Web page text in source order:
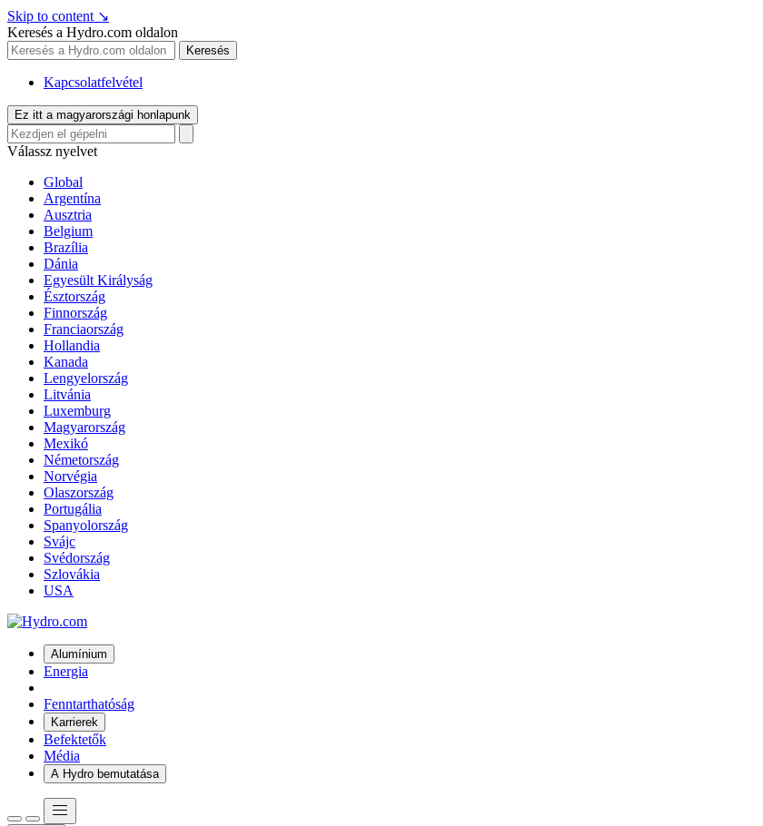
Skip to content ↘
Keresés a Hydro.com oldalon
Keresés
Kapcsolatfelvétel
Ez itt a magyarországi honlapunk
Válassz nyelvet
Global
Argentína
Ausztria
Belgium
Brazília
Dánia
Egyesült Királyság
Észtország
Finnország
Franciaország
Hollandia
Kanada
Lengyelország
Litvánia
Luxemburg
Magyarország
Mexikó
Németország
Norvégia
Olaszország
Portugália
Spanyolország
Svájc
Svédország
Szlovákia
USA
Alumínium
Energia
Fenntarthatóság
Karrierek
Befektetők
Média
A Hydro bemutatása